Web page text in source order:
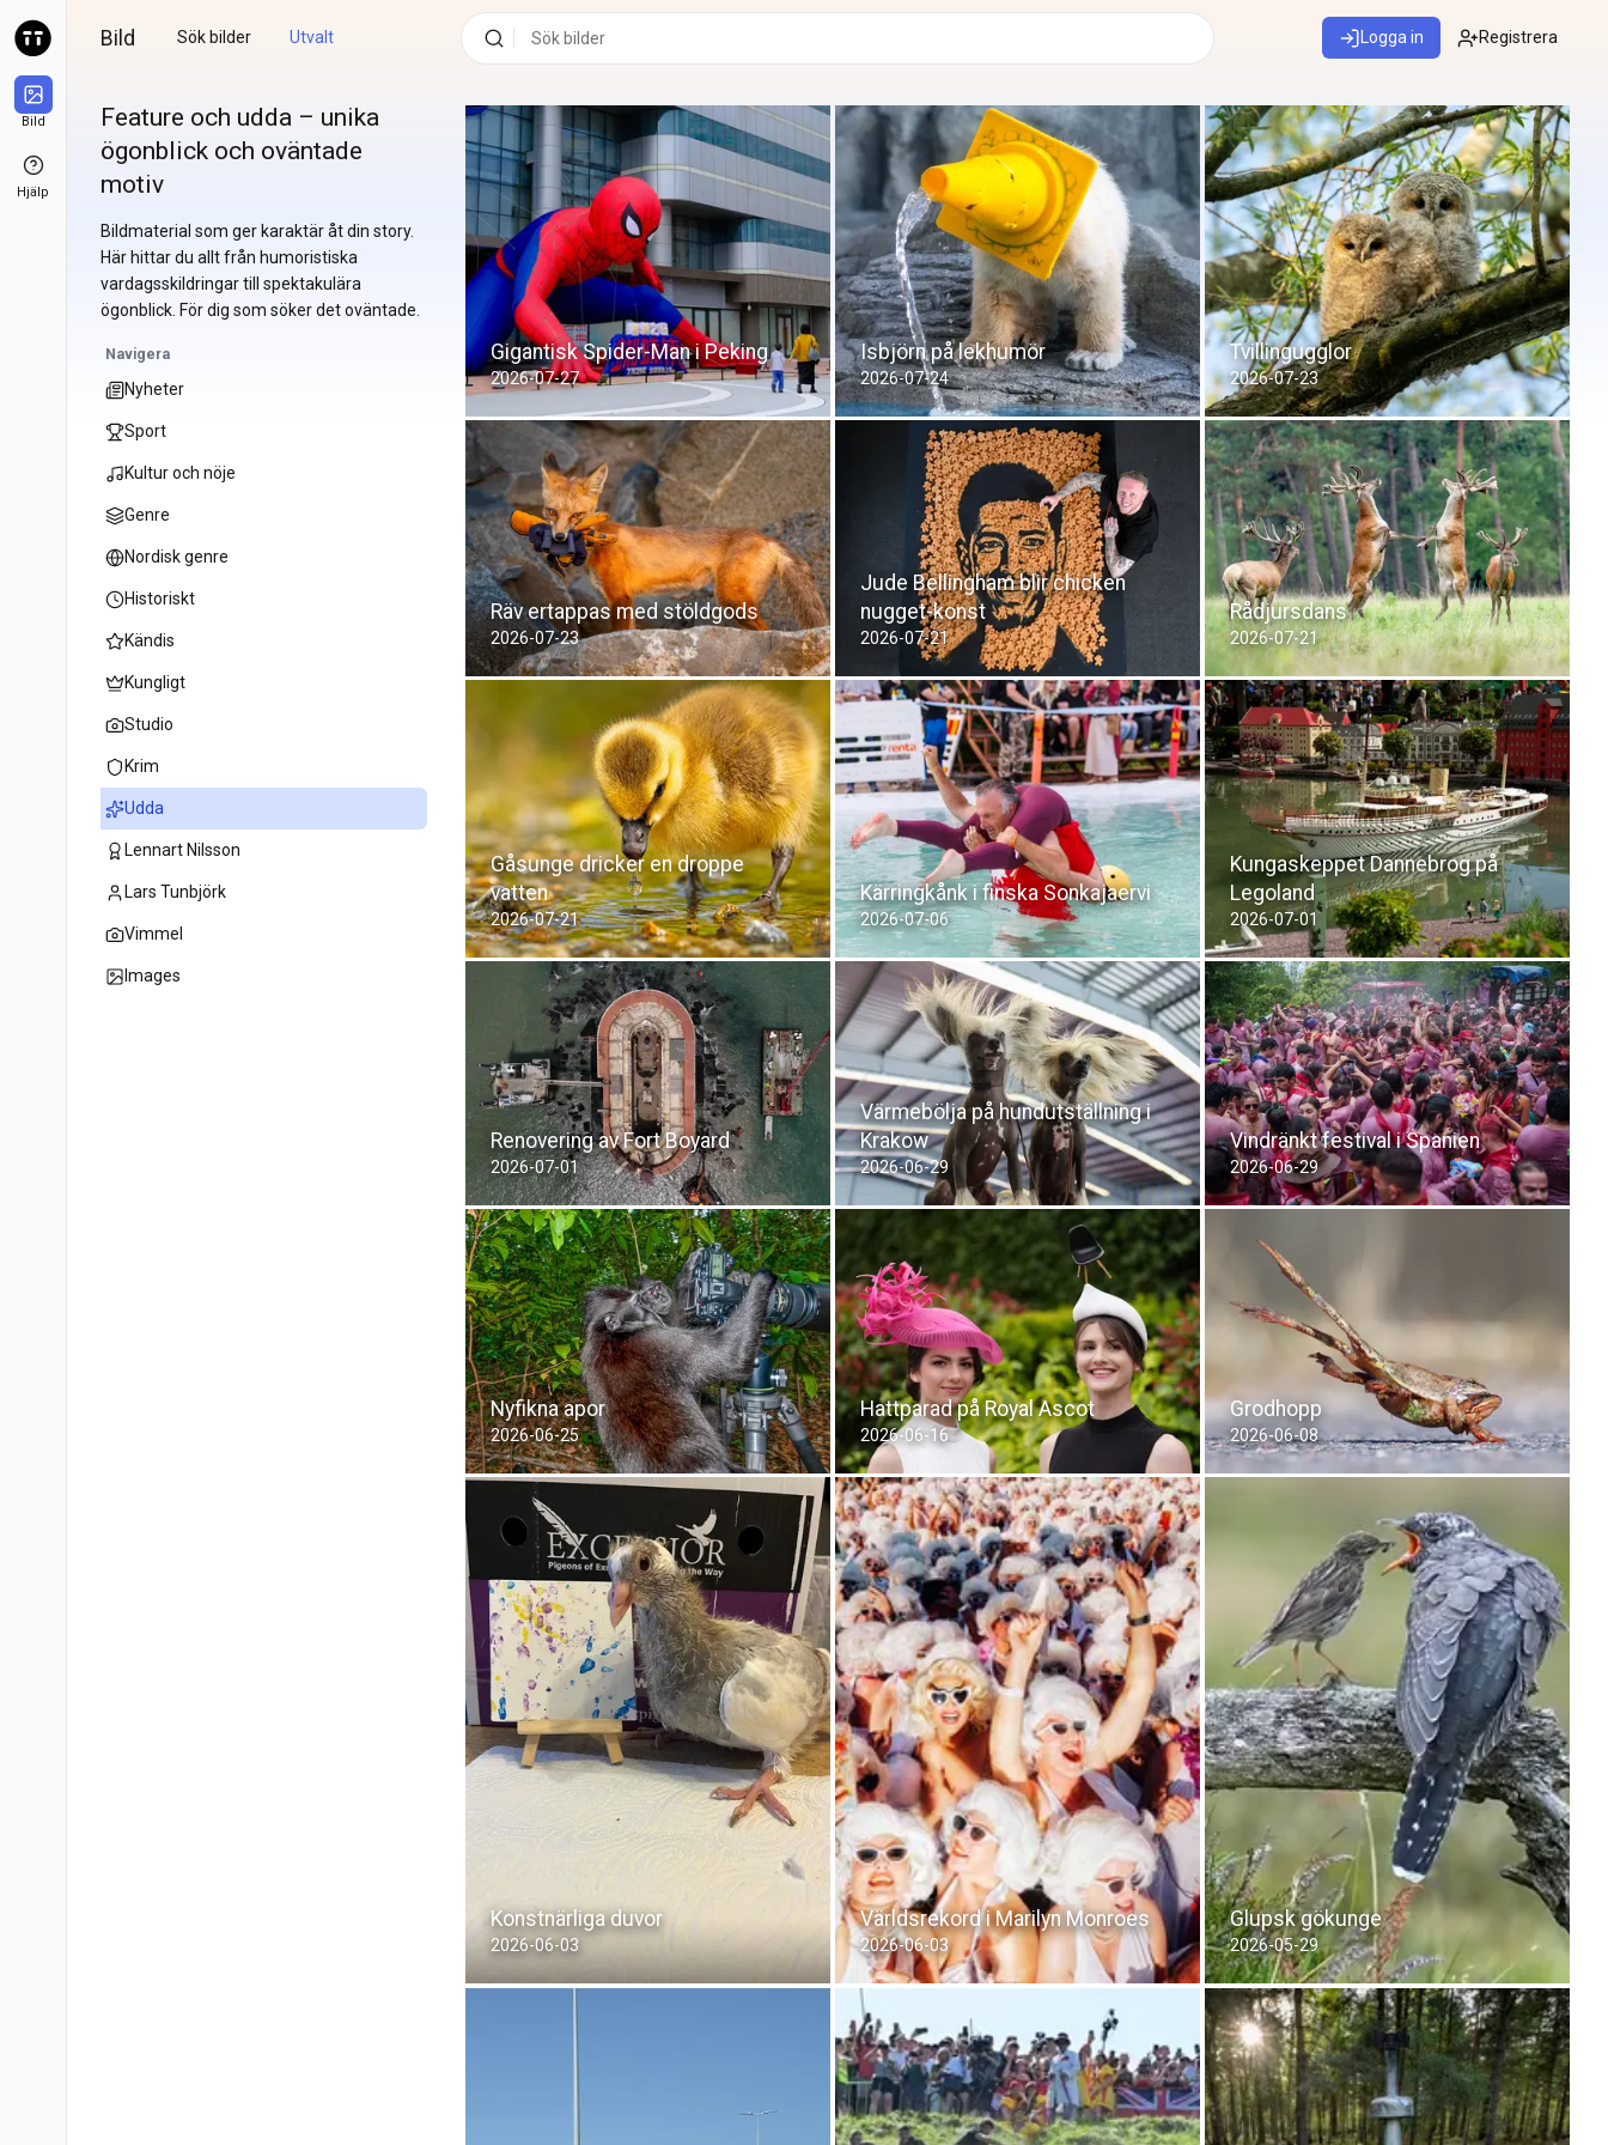
Bild
Hjälp
Bild Sök bilder Utvalt Logga in Registrera
Feature och udda – unika
ögonblick och oväntade
motiv
Bildmaterial som ger karaktär åt din story.
Här hittar du allt från humoristiska
vardagsskildringar till spektakulära
ögonblick. För dig som söker det oväntade.
Navigera
Nyheter
Sport
Kultur och nöje
Genre
Nordisk genre
Historiskt
Kändis
Kungligt
Studio
Krim
Udda
Lennart Nilsson
Lars Tunbjörk
Vimmel
Images
Gigantisk Spider-Man i Peking
2026-07-27
Isbjörn på lekhumör
2026-07-24
Tvillingugglor
2026-07-23
Räv ertappas med stöldgods
2026-07-23
Jude Bellingham blir chicken
nugget-konst
2026-07-21
Rådjursdans
2026-07-21
Gåsunge dricker en droppe
vatten
2026-07-21
Kärringkånk i finska Sonkajaervi
2026-07-06
Kungaskeppet Dannebrog på
Legoland
2026-07-01
Renovering av Fort Boyard
2026-07-01
Värmebölja på hundutställning i
Krakow
2026-06-29
Vindränkt festival i Spanien
2026-06-29
Nyfikna apor
2026-06-25
Hattparad på Royal Ascot
2026-06-16
Grodhopp
2026-06-08
Konstnärliga duvor
2026-06-03
Världsrekord i Marilyn Monroes
2026-06-03
Glupsk gökunge
2026-05-29